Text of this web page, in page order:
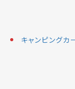
キャンピングカ